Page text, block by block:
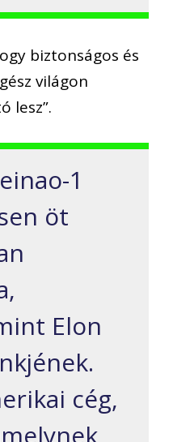
biztonságos és
világon
lesz”.
1
öt
Elon
cég,